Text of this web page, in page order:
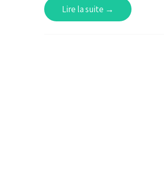
Lire la suite →